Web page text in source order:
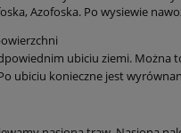
Azofoska. Po wysiewie
ubiciu ziemi. Można
ubiciu konieczne jest